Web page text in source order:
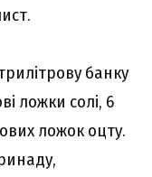
банку
ложки солі, 6
ложок оцту.